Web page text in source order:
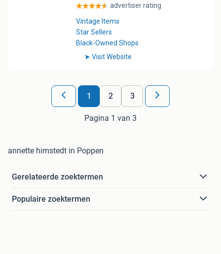
1 2 3
Pagina 1 van 3
annette himstedt in Poppen
Gerelateerde zoektermen
Populaire zoektermen